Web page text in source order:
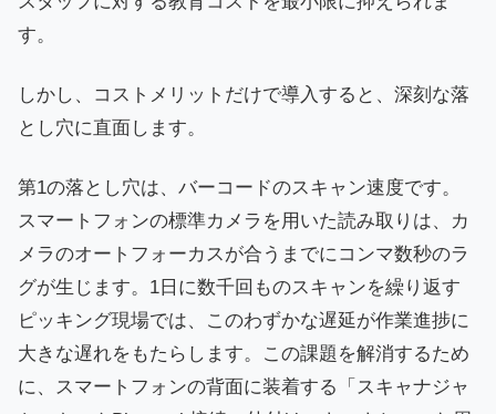
す。
しかし、コストメリットだけで導入すると、深刻な落
とし穴に直面します。
第1の落とし穴は、バーコードのスキャン速度です。
スマートフォンの標準カメラを用いた読み取りは、カ
メラのオートフォーカスが合うまでにコンマ数秒のラ
グが生じます。1日に数千回ものスキャンを繰り返す
ピッキング現場では、このわずかな遅延が作業進捗に
大きな遅れをもたらします。この課題を解消するため
に、スマートフォンの背面に装着する「スキャナジャ